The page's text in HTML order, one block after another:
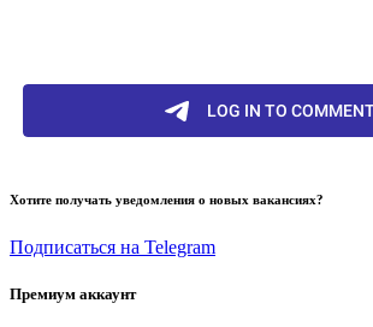
Хотите получать уведомления о новых вакансиях?
Подписаться на Telegram
Премиум аккаунт